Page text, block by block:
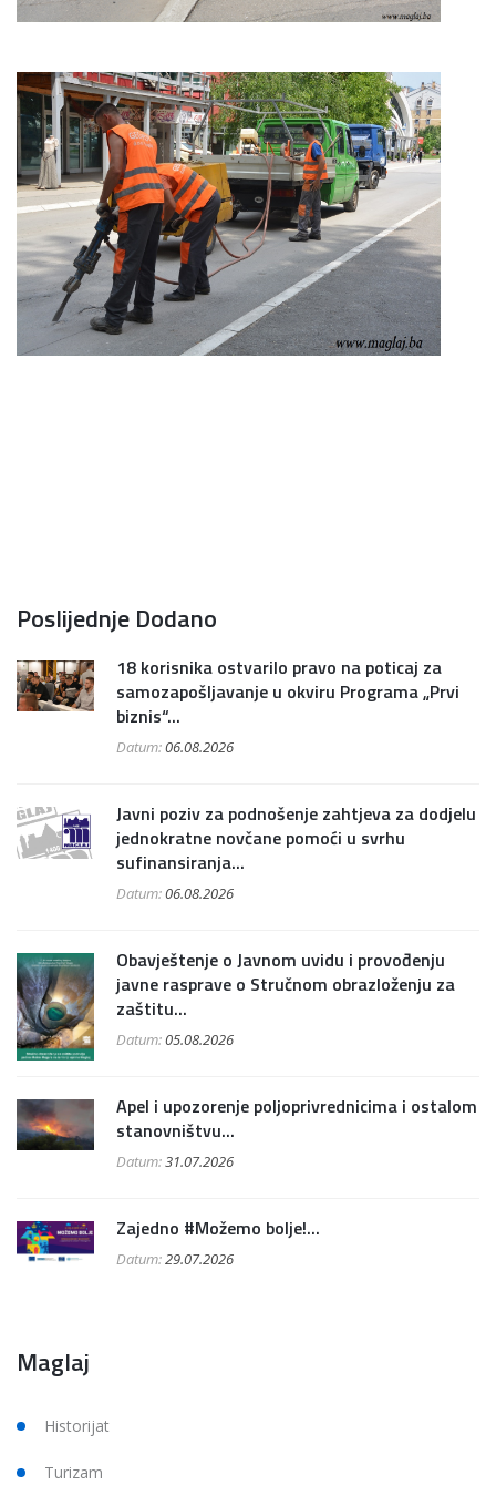
Poslijednje Dodano
18 korisnika ostvarilo pravo na poticaj za
samozapošljavanje u okviru Programa „Prvi
biznis“...
Datum:06.08.2026
Javni poziv za podnošenje zahtjeva za dodjelu
jednokratne novčane pomoći u svrhu
sufinansiranja...
Datum:06.08.2026
Obavještenje o Javnom uvidu i provođenju
javne rasprave o Stručnom obrazloženju za
zaštitu...
Datum:05.08.2026
Apel i upozorenje poljoprivrednicima i ostalom
stanovništvu...
Datum:31.07.2026
Zajedno #Možemo bolje!...
Datum:29.07.2026
Maglaj
Historijat
Turizam